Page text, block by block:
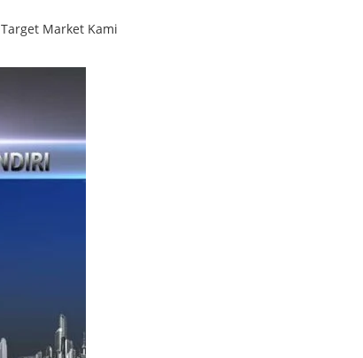
Target Market Kami